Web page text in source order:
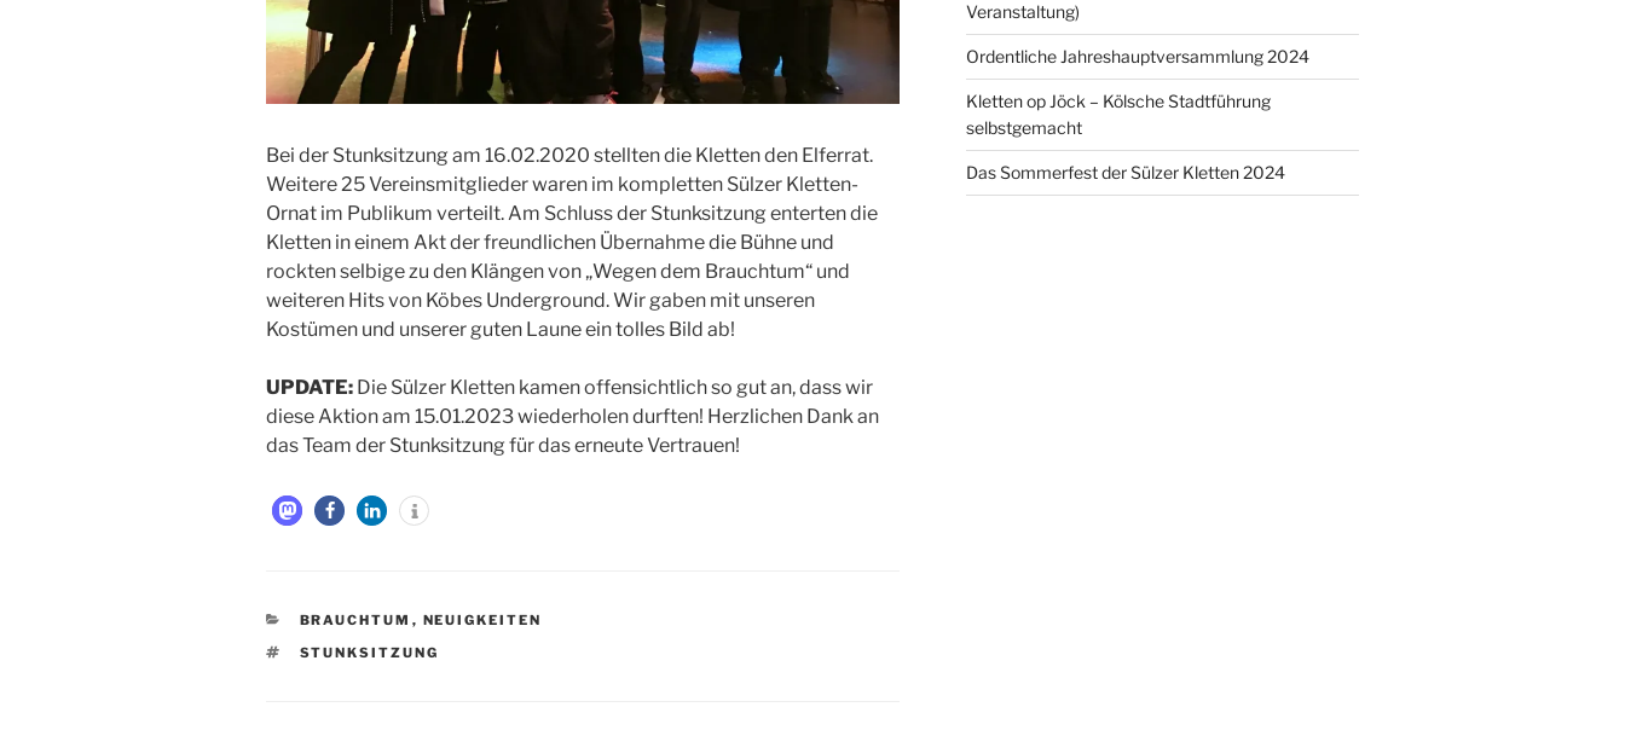
Bei der Stunksitzung am 16.02.2020 stellten die Kletten den Elferrat.
Weitere 25 Vereinsmitglieder waren im kompletten Sülzer Kletten-
Ornat im Publikum verteilt. Am Schluss der Stunksitzung enterten die
Kletten in einem Akt der freundlichen Übernahme die Bühne und
rockten selbige zu den Klängen von „Wegen dem Brauchtum“ und
weiteren Hits von Köbes Underground. Wir gaben mit unseren
Kostümen und unserer guten Laune ein tolles Bild ab!
UPDATE: Die Sülzer Kletten kamen offensichtlich so gut an, dass wir
diese Aktion am 15.01.2023 wiederholen durften! Herzlichen Dank an
das Team der Stunksitzung für das erneute Vertrauen!
KATEGORIEN
BRAUCHTUM , NEUIGKEITEN
SCHLAGWÖRTER
STUNKSITZUNG
Veranstaltung)
Ordentliche Jahreshauptversammlung 2024
Kletten op Jöck – Kölsche Stadtführung
selbstgemacht
Das Sommerfest der Sülzer Kletten 2024